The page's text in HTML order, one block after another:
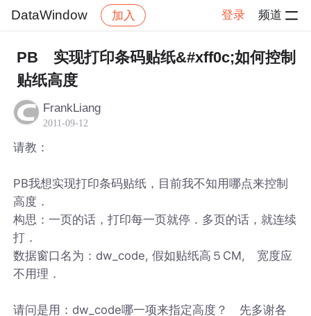
DataWindow 加入 登录 频道
社区 DataWindow 帖子详情
PB 实现打印条码贴纸&#xff0c;如何控制
贴纸高度
FrankLiang
2011-09-12
请教：
PB我想实现打印条码贴纸，目前我不知用哪点来控制
高度．
构思：一页的话，打印每一页就停．多页的话，就连续
打．
数据窗口名为：dw_code, 假如贴纸高５CM, 宽度应
不用理．
请问是用：dw_code哪一项来指定高度？ 先多谢各